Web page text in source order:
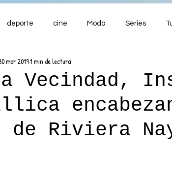
deporte cine Moda Series
ENTRETENIMIENTO
Vecindad,
Riviera
mar 20191 min de lectura